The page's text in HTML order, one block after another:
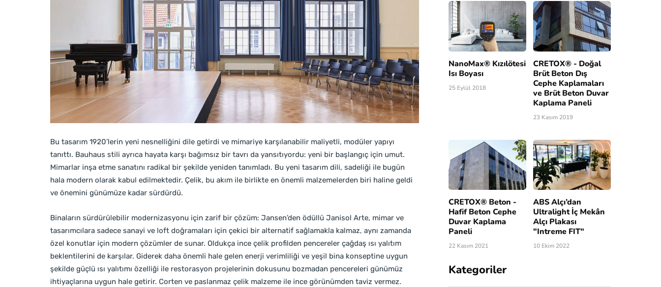
Bu tasarım 1920’lerin yeni nesnelliğini dile getirdi ve mimariye karşılanabilir maliyetli, modüler yapıyı
tanıttı. Bauhaus stili ayrıca hayata karşı bağımsız bir tavrı da yansıtıyordu: yeni bir başlangıç için umut.
Mimarlar inşa etme sanatını radikal bir şekilde yeniden tanımladı. Bu yeni tasarım dili, sadeliği ile bugün
hala modern olarak kabul edilmektedir. Çelik, bu akım ile birlikte en önemli malzemelerden biri haline geldi
ve önemini günümüze kadar sürdürdü.
Binaların sürdürülebilir modernizasyonu için zarif bir çözüm: Jansen’den ödüllü Janisol Arte, mimar ve
tasarımcılara sadece sanayi ve loft doğramaları için çekici bir alternatif sağlamakla kalmaz, aynı zamanda
özel konutlar için modern çözümler de sunar. Oldukça ince çelik profilden pencereler çağdaş ısı yalıtım
beklentilerini de karşılar. Giderek daha önemli hale gelen enerji verimliliği ve yeşil bina konseptine uygun
şekilde güçlü ısı yalıtımı özelliği ile restorasyon projelerinin dokusunu bozmadan pencereleri günümüz
ihtiyaçlarına uygun hale getirir. Corten ve paslanmaz çelik malzeme ile ince görünümden taviz vermez.
NanoMax® Kızılötesi
Isı Boyası
25 Eylül 2018
CRETOX® - Doğal
Brüt Beton Dış
Cephe Kaplamaları
ve Brüt Beton Duvar
Kaplama Paneli
23 Kasım 2019
CRETOX® Beton -
Hafif Beton Cephe
Duvar Kaplama
Paneli
22 Kasım 2021
ABS Alçı’dan
Ultralight İç Mekân
Alçı Plakası
"Intreme FIT"
10 Ekim 2022
Kategoriler